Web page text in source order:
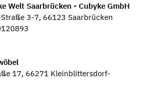
Welt Saarbrücken - Cubyke GmbH
3-7, 66123 Saarbrücken
17, 66271 Kleinblittersdorf-